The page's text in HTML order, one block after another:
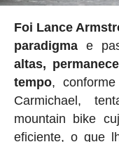
Foi Lance
paradigmae
altas,
tempo,
Carmichael,
mountain bike
eficiente, o que